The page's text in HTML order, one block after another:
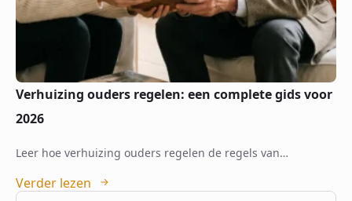
Verhuizing ouders regelen: een complete gids voor
2026
Leer hoe verhuizing ouders regelen de regels van…
Verder lezen